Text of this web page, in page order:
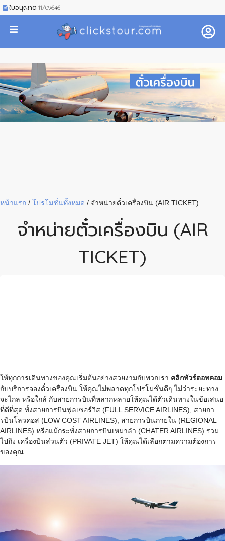
ใบอนุญาต 11/09646
หน้าแรก / โปรโมชั่นทั้งหมด / จำหน่ายตั๋วเครื่องบิน (AIR TICKET)
จำหน่ายตั๋วเครื่องบิน (AIR
TICKET)
ให้ทุกการเดินทางของคุณเริ่มต้นอย่างสวยงามกับพวกเรา คลิกทัวร์ดอทคอม
กับบริการจองตั๋วเครื่องบิน ให้คุณไม่พลาดทุกโปรโมชั่นดีๆ ไม่ว่าระยะทาง
จะไกล หรือใกล้ กับสายการบินที่หลากหลายให้คุณได้ตั๋วเดินทางในข้อเสนอ
ที่ดีที่สุด ทั้งสายการบินฟูลเซอร์วิส (FULL SERVICE AIRLINES), สายกา
รบินโลวคอส (LOW COST AIRLINES), สายการบินภายใน (REGIONAL
AIRLINES) หรือแม้กระทั่งสายการบินเหมาลำ (CHATER AIRLINES) รวม
ไปถึง เครื่องบินส่วนตัว (PRIVATE JET) ให้คุณได้เลือกตามความต้องการ
ของคุณ